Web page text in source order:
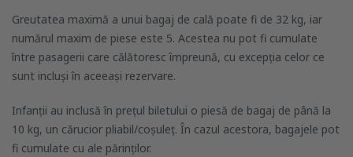
Greutatea maximă a unui bagaj de cală poate fi de 32 kg, iar
numărul maxim de piese este 5. Acestea nu pot fi cumulate
între pasagerii care călătoresc împreună, cu excepția celor ce
sunt incluși în aceeași rezervare.
Infanții au inclusă în prețul biletului o piesă de bagaj de până la
10 kg, un cărucior pliabil/coșuleț. În cazul acestora, bagajele pot
fi cumulate cu ale părinților.